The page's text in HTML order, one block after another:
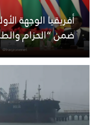
أفريقيا الوجهة
ضمن “الحزام